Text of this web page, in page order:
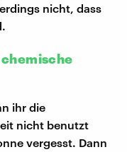
nicht, dass
ihr die
nicht benutzt
vergesst. Dann